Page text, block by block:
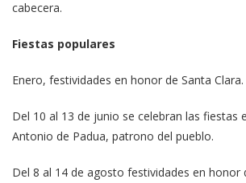
cabecera.
Fiestas populares
Enero, festividades en honor de Santa Clara.
Del 10 al 13 de junio se celebran las fiestas
Antonio de Padua, patrono del pueblo.
Del 8 al 14 de agosto festividades en honor